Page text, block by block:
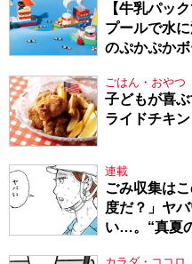
【牛乳パッ
プールで水
のぷかぷかボ
ごはん・おやつ
子どもが喜
ライドチキ
連載
ごみ収集は
度だ？」ヤ
い…。“真夏